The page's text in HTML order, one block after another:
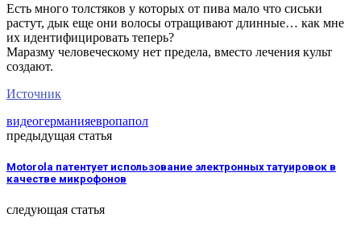
Есть много толстяков у которых от пива мало что сиськи
растут, дык еще они волосы отращивают длинные… как мне
их идентифицировать теперь?
Маразму человеческому нет предела, вместо лечения культ
создают.
Источник
видеогерманияевропапол
предыдущая статья
Motorola патентует использование электронных татуировок в
качестве микрофонов
следующая статья